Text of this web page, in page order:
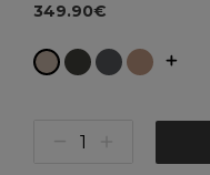
349.90€